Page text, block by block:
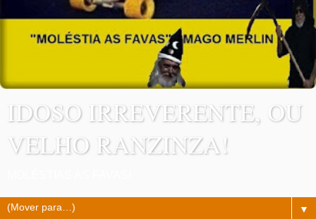
IDOSO IRREVERENTE, OU
VELHO RANZINZA!
▼